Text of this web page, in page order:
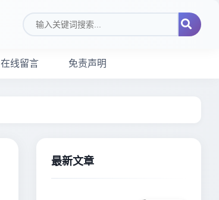
搜索关键词
在线留言 免责声明
最新文章